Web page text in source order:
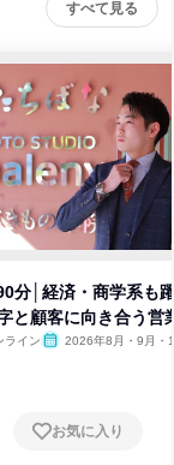
すべて見る
分│経済・商学系も
と顧客に向き合う営
ライン
2026年8月・9月・
お気に入り